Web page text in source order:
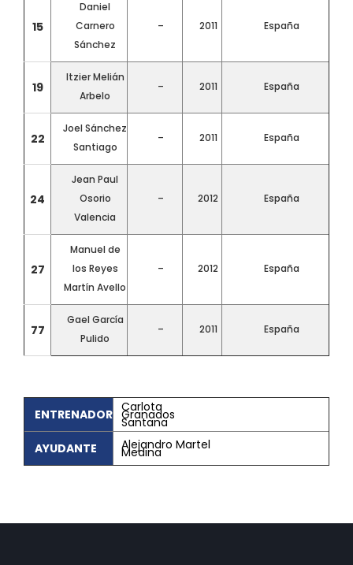
15
Daniel
Carnero
Sánchez
– 2011 España
19
Itzier Melián
Arbelo
– 2011 España
22
Joel Sánchez
Santiago
– 2011 España
24
Jean Paul
Osorio
Valencia
– 2012 España
27
Manuel de
los Reyes
Martín Avello
– 2012 España
77
Gael García
Pulido
– 2011 España
ENTRENADOR Carlota
Granados
Santana
AYUDANTE
Alejandro Martel
Medina